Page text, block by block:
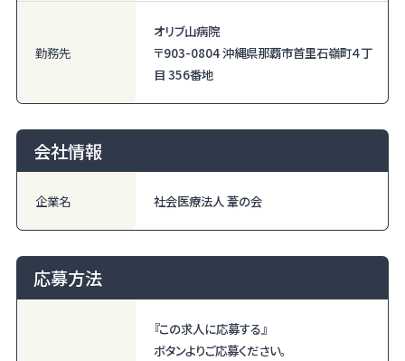
勤務先
オリブ山病院
〒903-0804 沖縄県那覇市首里石嶺町４丁
目 356番地
会社情報
企業名 社会医療法人 葦の会
応募方法
『この求人に応募する』
ボタンよりご応募ください。